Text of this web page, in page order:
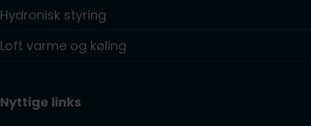
Hydronisk styring
Loft varme og køling
Nyttige links